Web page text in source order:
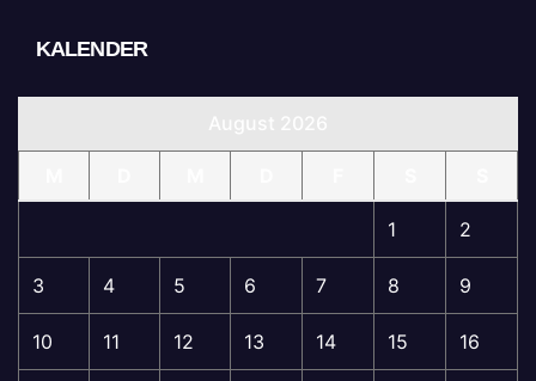
KALENDER
1 2
3 4 5 6 7 8 9
10 11 12 13 14 15 16